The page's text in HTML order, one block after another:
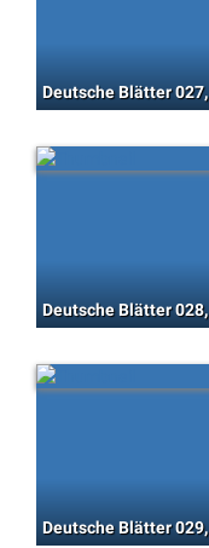
Deutsche Blätter
Deutsche Blätter
Deutsche Blätter